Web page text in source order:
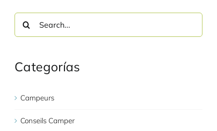
Categorías
Campeurs
Conseils Camper